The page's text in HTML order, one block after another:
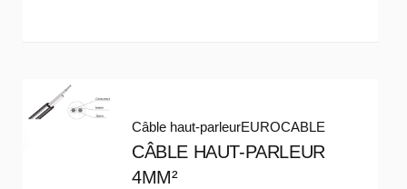
Câble haut-parleurEUROCABLE
CÂBLE HAUT-PARLEUR
4MM²